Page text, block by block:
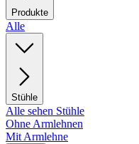
Produkte
Alle
Stühle
Alle sehen Stühle
Ohne Armlehnen
Mit Armlehne